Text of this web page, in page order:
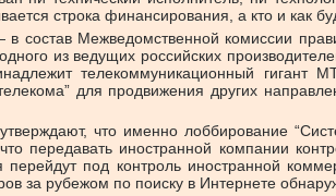
строка финансирования, а кто и как
состав Межведомственной комиссии
из ведущих российских
телекоммуникационный гигант
для продвижения других
что именно лоббирование
передавать иностранной компании
под контроль иностранной
за рубежом по поиску в Интернете